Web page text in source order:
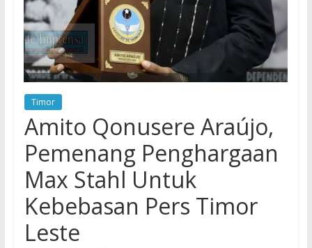
Timor
Amito Qonusere Araújo,
Pemenang Penghargaan
Max Stahl Untuk
Kebebasan Pers Timor
Leste